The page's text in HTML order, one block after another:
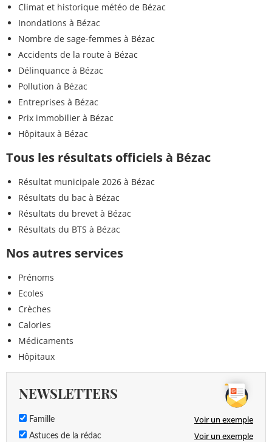
Climat et historique météo de Bézac
Inondations à Bézac
Nombre de sage-femmes à Bézac
Accidents de la route à Bézac
Délinquance à Bézac
Pollution à Bézac
Entreprises à Bézac
Prix immobilier à Bézac
Hôpitaux à Bézac
Tous les résultats officiels à Bézac
Résultat municipale 2026 à Bézac
Résultats du bac à Bézac
Résultats du brevet à Bézac
Résultats du BTS à Bézac
Nos autres services
Prénoms
Ecoles
Crèches
Calories
Médicaments
Hôpitaux
NEWSLETTERS
Famille Voir un exemple
Astuces de la rédac Voir un exemple